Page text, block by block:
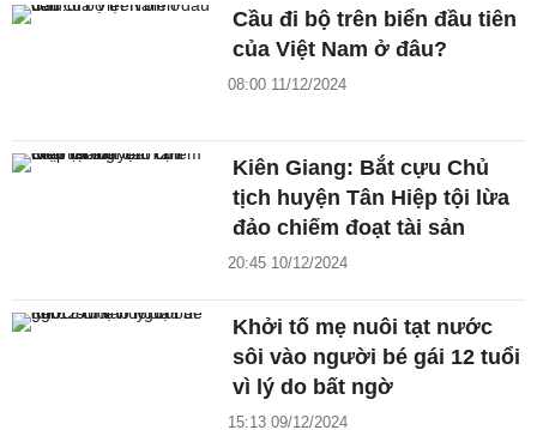
Cầu đi bộ trên biển đầu tiên
của Việt Nam ở đâu?
08:00 11/12/2024
Kiên Giang: Bắt cựu Chủ
tịch huyện Tân Hiệp tội lừa
đảo chiếm đoạt tài sản
20:45 10/12/2024
Khởi tố mẹ nuôi tạt nước
sôi vào người bé gái 12 tuổi
vì lý do bất ngờ
15:13 09/12/2024